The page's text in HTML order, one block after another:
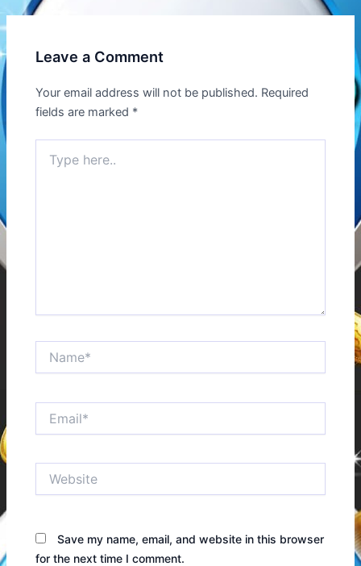
Leave a Comment
Your email address will not be published. Required
fields are marked *
here..
Save my name, email, and website in this browser
for the next time I comment.